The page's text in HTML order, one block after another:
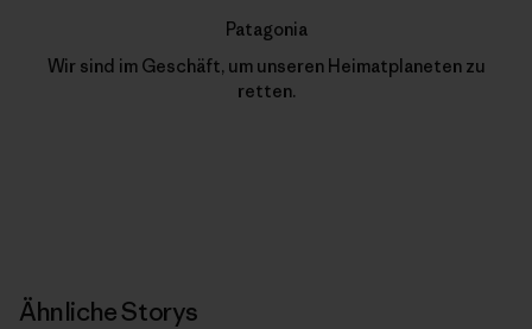
Patagonia
Wir sind im Geschäft, um unseren Heimatplaneten zu
retten.
Ähnliche Storys